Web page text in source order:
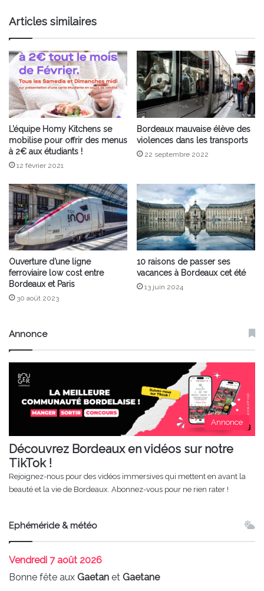
week-
end
Articles similaires
L’équipe Homy Kitchens se
mobilise pour offrir des menus
à 2€ aux étudiants !
12 février 2021
Bordeaux mauvaise élève des
violences dans les transports
22 septembre 2022
Ouverture d’une ligne
ferroviaire low cost entre
Bordeaux et Paris
30 août 2023
10 raisons de passer ses
vacances à Bordeaux cet été
13 juin 2024
Annonce
Annonce
Découvrez Bordeaux en vidéos sur notre
TikTok !
Rejoignez-nous pour des vidéos immersives qui mettent en avant la
beauté et la vie de Bordeaux. Abonnez-vous pour ne rien rater !
Ephéméride & météo
Vendredi 7 août 2026
Bonne fête aux Gaetan et Gaetane